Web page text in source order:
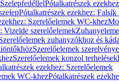
SzelepfedéllelPótalkatrészek
Pótalkatrészek ezekhez: Falsík
Szerelőelemek WC-khez
Vizelde szerelőelemek
zuhanyzókhoz és
Szerelőelemek
Szerelőelemek konzol
ezekhez: Szerelőelemek
WC-khezPótalkatrészek